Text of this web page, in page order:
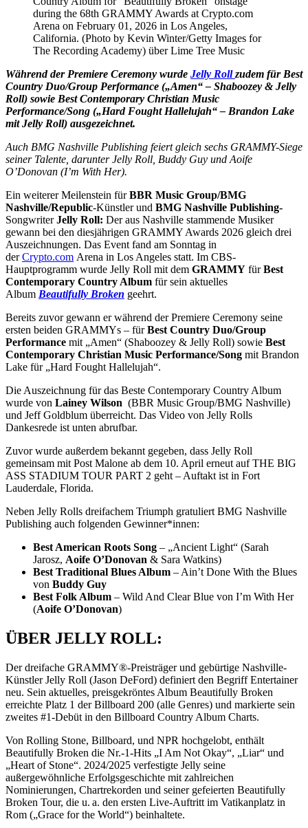
during the 68th GRAMMY Awards at Crypto.com
Arena on February 01, 2026 in Los Angeles,
California. (Photo by Kevin Winter/Getty Images for
The Recording Academy) über Lime Tree Music
Während der Premiere Ceremony wurde Jelly Rollzudem für Best
Country Duo/Group Performance („Amen“ – Shaboozey & Jelly
Roll) sowie Best Contemporary Christian Music
Performance/Song („Hard Fought Hallelujah“ – Brandon Lake
mit Jelly Roll) ausgezeichnet.
Auch BMG Nashville Publishing feiert gleich sechs GRAMMY-Siege
seiner Talente, darunter Jelly Roll, Buddy Guy und Aoife
O’Donovan (I’m With Her).
Ein weiterer Meilenstein fürBBR Music Group/BMG
Nashville/Republic-Künstler und BMG Nashville Publishing-
SongwriterJelly Roll: Der aus Nashville stammende Musiker
gewann bei den diesjährigen GRAMMY Awards 2026 gleich drei
Auszeichnungen. Das Event fand am Sonntag in
derCrypto.com Arena in Los Angeles statt. Im CBS-
Hauptprogramm wurde Jelly Roll mit dem GRAMMY fürBest
Contemporary Country Album für sein aktuelles
Album Beautifully Broken geehrt.
Bereits zuvor gewann er während der Premiere Ceremony seine
ersten beiden GRAMMYs – fürBest Country Duo/Group
Performance mit „Amen“ (Shaboozey & Jelly Roll) sowie Best
Contemporary Christian Music Performance/Song mit Brandon
Lake für „Hard Fought Hallelujah“.
Die Auszeichnung für das Beste Contemporary Country Album
wurde von Lainey Wilson (BBR Music Group/BMG Nashville)
und Jeff Goldblum überreicht. Das Video von Jelly Rolls
Dankesrede ist unten abrufbar.
Zuvor wurde außerdem bekannt gegeben, dass Jelly Roll
gemeinsam mit Post Malone ab dem 10. April erneut auf THE BIG
ASS STADIUM TOUR PART 2 geht – Auftakt ist in Fort
Lauderdale, Florida.
Neben Jelly Rolls dreifachem Triumph gratuliert BMG Nashville
Publishing auch folgenden Gewinner*innen:
Best American Roots Song – „Ancient Light“ (Sarah
Jarosz, Aoife O’Donovan & Sara Watkins)
Best Traditional Blues Album – Ain’t Done With the Blues
von Buddy Guy
Best Folk Album – Wild And Clear Blue von I’m With Her
(Aoife O’Donovan)
ÜBER JELLY ROLL:
Der dreifache GRAMMY®-Preisträger und gebürtige Nashville-
Künstler Jelly Roll (Jason DeFord) definiert den Begriff Entertainer
neu. Sein aktuelles, preisgekröntes Album Beautifully Broken
erreichte Platz 1 der Billboard 200 (alle Genres) und markierte sein
zweites #1-Debüt in den Billboard Country Album Charts.
Von Rolling Stone, Billboard, und NPR hochgelobt, enthält
Beautifully Broken die Nr.-1-Hits „I Am Not Okay“, „Liar“ und
„Heart of Stone“. 2024/2025 verfestigte Jelly seine
außergewöhnliche Erfolgsgeschichte mit zahlreichen
Nominierungen, Chartrekorden und seiner gefeierten Beautifully
Broken Tour, die u. a. den ersten Live-Auftritt im Vatikanplatz in
Rom („Grace for the World“) beinhaltete.